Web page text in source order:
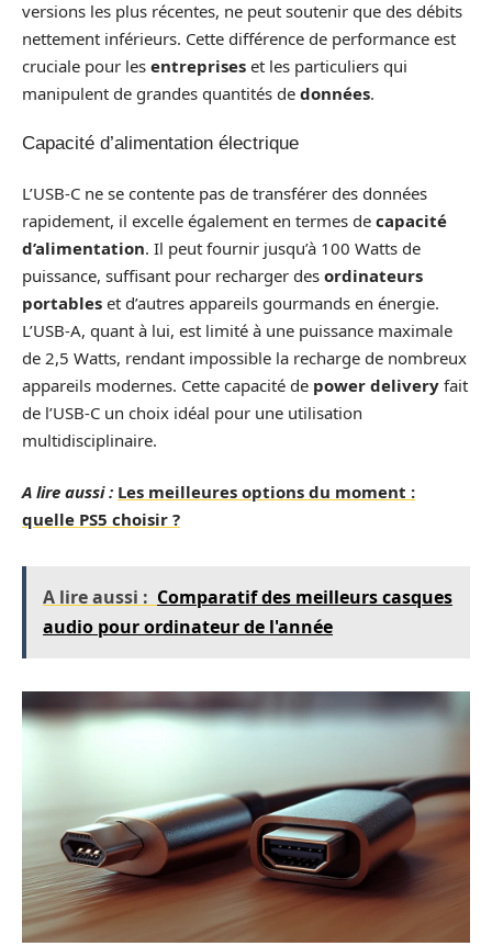
versions les plus récentes, ne peut soutenir que des débits
nettement inférieurs. Cette différence de performance est
cruciale pour les entreprises et les particuliers qui
manipulent de grandes quantités de données.
Capacité d’alimentation électrique
L’USB-C ne se contente pas de transférer des données
rapidement, il excelle également en termes de capacité
d’alimentation. Il peut fournir jusqu’à 100 Watts de
puissance, suffisant pour recharger des ordinateurs
portables et d’autres appareils gourmands en énergie.
L’USB-A, quant à lui, est limité à une puissance maximale
de 2,5 Watts, rendant impossible la recharge de nombreux
appareils modernes. Cette capacité de power delivery fait
de l’USB-C un choix idéal pour une utilisation
multidisciplinaire.
A lire aussi : Les meilleures options du moment :
quelle PS5 choisir ?
A lire aussi : Comparatif des meilleurs casques
audio pour ordinateur de l'année